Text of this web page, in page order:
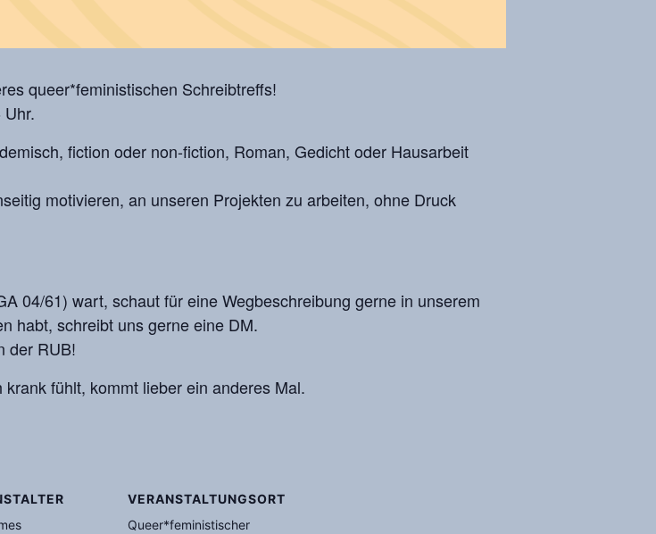
queer*feministischen Schreibtreffs!
fiction oder non-fiction, Roman, Gedicht oder Hausarbeit
motivieren, an unseren Projekten zu arbeiten, ohne Druck
04/61) wart, schaut für eine Wegbeschreibung gerne in unserem
habt, schreibt uns gerne eine DM.
der RUB!
fühlt, kommt lieber ein anderes Mal.
VERANSTALTUNGSORT
Queer*feministischer